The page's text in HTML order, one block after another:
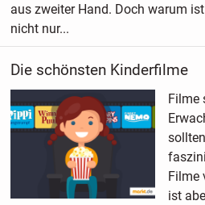
aus zweiter Hand. Doch warum
nicht nur...
Die schönsten Kinderfilme
Filme
Filme
ist